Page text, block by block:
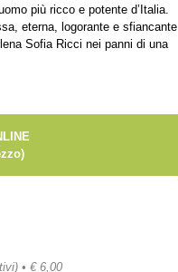
più ricco e potente d’Italia.
eterna, logorante e sfiancante
Sofia Ricci nei panni di una
• € 6,00